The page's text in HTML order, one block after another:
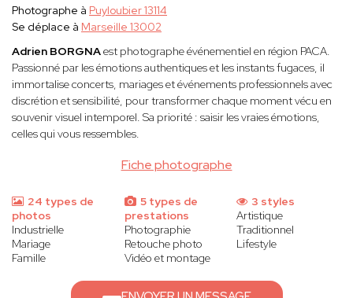
Fiche photographe
Photographe à Puyloubier 13114
Se déplace à Marseille 13002
Adrien BORGNAest photographe événementiel en région PACA.
Passionné par les émotions authentiques et les instants fugaces, il
immortalise concerts, mariages et événements professionnels avec
discrétion et sensibilité, pour transformer chaque moment vécu en
souvenir visuel intemporel. Sa priorité : saisir les vraies émotions,
celles qui vous ressembles.
24 types de
photos
Industrielle
Mariage
Famille
5 types de
prestations
Photographie
Retouche photo
Vidéo et montage
3 styles
Artistique
Traditionnel
Lifestyle